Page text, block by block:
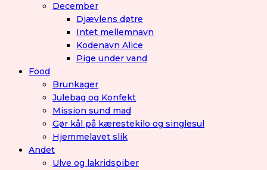
December
Djævlens døtre
Intet mellemnavn
Kodenavn Alice
Pige under vand
Food
Brunkager
Julebag og Konfekt
Mission sund mad
Gør kål på kærestekilo og singlesul
Hjemmelavet slik
Andet
Ulve og lakridspiber